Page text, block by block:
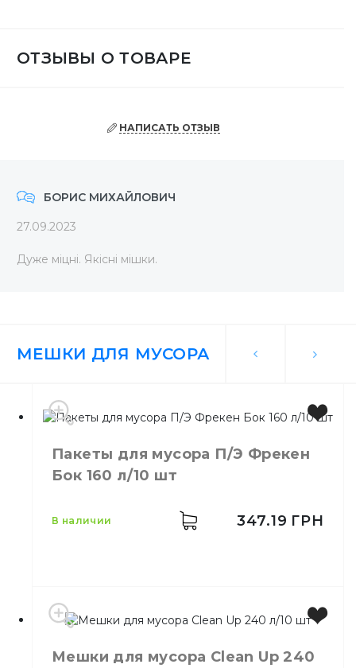
ОТЗЫВЫ О ТОВАРЕ
НАПИСАТЬ ОТЗЫВ
БОРИС МИХАЙЛОВИЧ
27.09.2023
Дуже міцні. Якісні мішки.
МЕШКИ ДЛЯ МУСОРА
Пакеты для мусора П/Э Фрекен
Бок 160 л/10 шт
Емкость
160 л
в наличии 347.19 ГРН
Мешки для мусора Сlean Up 240